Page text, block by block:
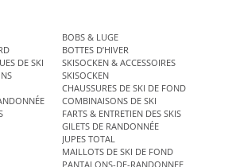
BOBS & LUGE
BOTTES D’HIVER
DE SKI
SKISOCKEN & ACCESSOIRES
SKISOCKEN
CHAUSSURES DE SKI DE FOND
COMBINAISONS DE SKI
FARTS & ENTRETIEN DES SKIS
GILETS DE RANDONNÉE
JUPES TOTAL
MAILLOTS DE SKI DE FOND
PANTALONS-DE-RANDONNEE